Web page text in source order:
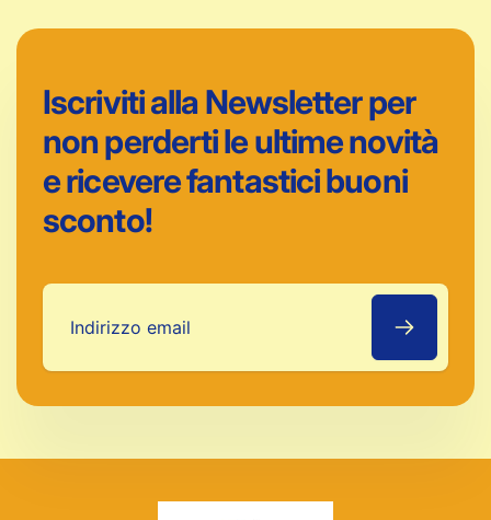
Iscriviti alla Newsletter per
non perderti le ultime novità
e ricevere fantastici buoni
sconto!
Indirizzo